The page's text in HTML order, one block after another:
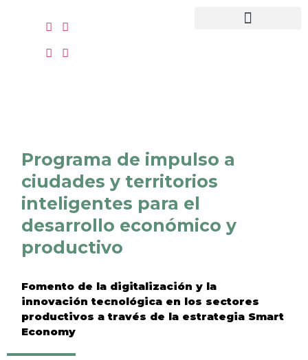
Programa de impulso a
ciudades y territorios
inteligentes para el
desarrollo económico y
productivo
Fomento de la digitalización y la
innovación tecnológica en los sectores
productivos a través de la estrategia Smart
Economy